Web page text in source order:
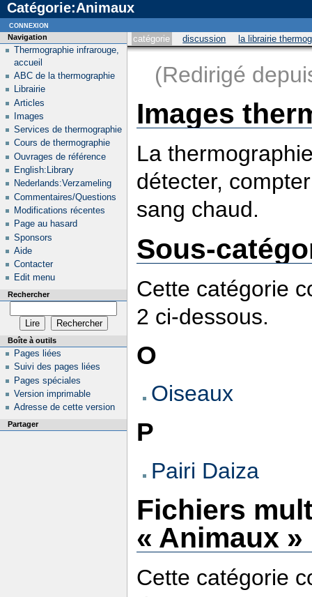
Catégorie:Animaux
catégorie discussion la librairie
(Redirigé
Images
La
détecter,
sang chaud.
Sous-
Cette catégorie
2 ci-dessous.
O
Oiseaux
P
Pairi Daiza
Fichiers
« Animaux »
Cette catégorie
Navigation
Thermographie infrarouge,
accueil
ABC de la thermographie
Librairie
Articles
Images
Services de thermographie
Cours de thermographie
Ouvrages de référence
English:Library
Nederlands:Verzameling
Commentaires/Questions
Modifications récentes
Page au hasard
Sponsors
Aide
Contacter
Edit menu
Rechercher
Boîte à outils
Pages liées
Suivi des pages liées
Pages spéciales
Version imprimable
Adresse de cette version
Partager
connexion